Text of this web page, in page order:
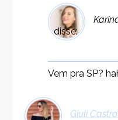
disse:
Vem pra SP?
Giuli Castro